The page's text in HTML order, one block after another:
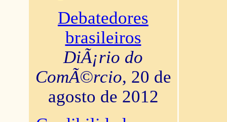
Debatedores
brasileiros
DiÃ¡rio do
ComÃ©rcio, 20 de
agosto de 2012